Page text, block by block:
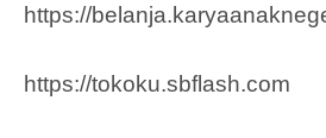
https://
https://tokoku.sbflash.com